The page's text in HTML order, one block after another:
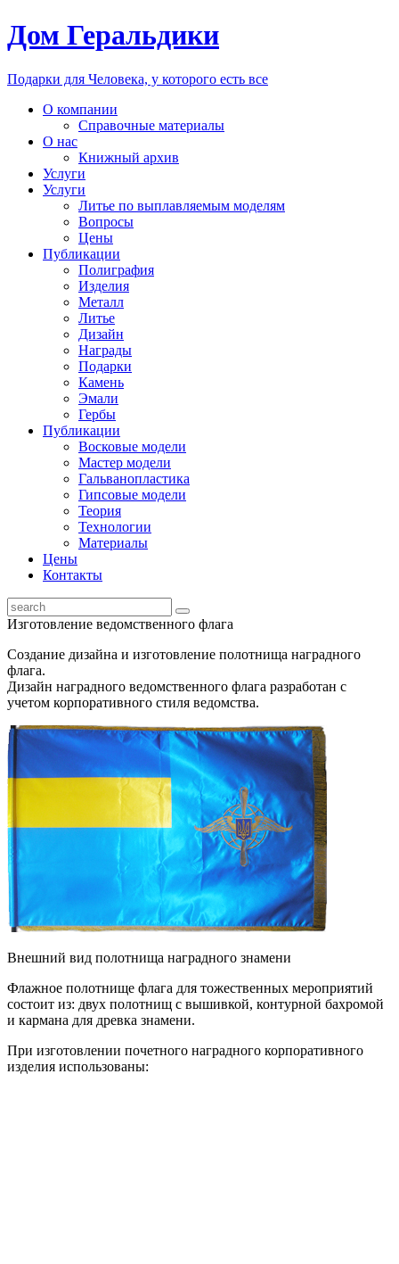
Дом Геральдики
Подарки для Человека, у которого есть все
О компании
Справочные материалы
О нас
Книжный архив
Услуги
Услуги
Литье по выплавляемым моделям
Вопросы
Цены
Публикации
Полиграфия
Изделия
Металл
Литье
Дизайн
Награды
Подарки
Камень
Эмали
Гербы
Публикации
Восковые модели
Мастер модели
Гальванопластика
Гипсовые модели
Теория
Технологии
Материалы
Цены
Контакты
Изготовление ведомственного флага
Создание дизайна и изготовление полотнища наградного
флага.
Дизайн наградного ведомственного флага разработан с
учетом корпоративного стиля ведомства.
Внешний вид полотнища наградного знамени
Флажное полотнище флага для тожественных мероприятий
состоит из: двух полотнищ с вышивкой, контурной бахромой
и кармана для древка знамени.
При изготовлении почетного наградного корпоративного
изделия использованы: